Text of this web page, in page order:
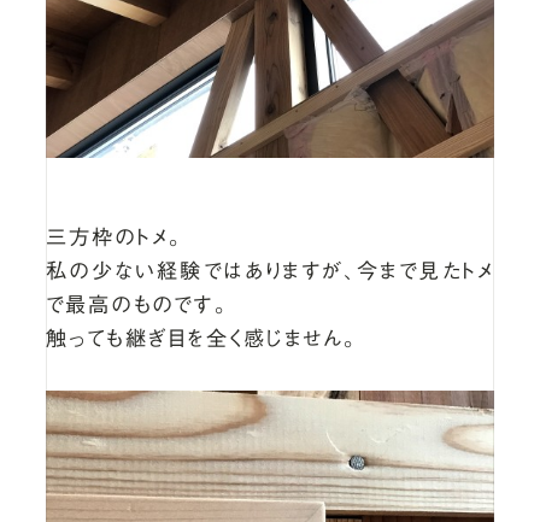
三方枠のトメ。
私の少ない経験ではありますが、今まで見たトメ
で最高のものです。
触っても継ぎ目を全く感じません。